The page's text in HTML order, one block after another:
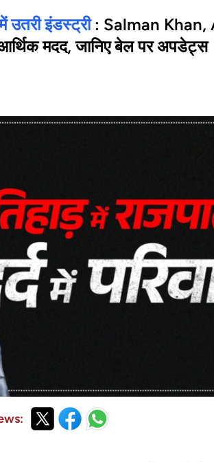
इंडस्ट्री: Salman Khan,
मदद, जानिए बेल पर अपडेट्स